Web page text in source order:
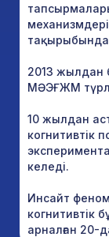
тақырыбында
2013
МӘЭҒЖМ
10 жылдан
когнитивтік
келеді.
Инсайт
когнитивтік
арналған